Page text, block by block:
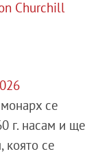
Churchill
се
г. насам и ще
която се